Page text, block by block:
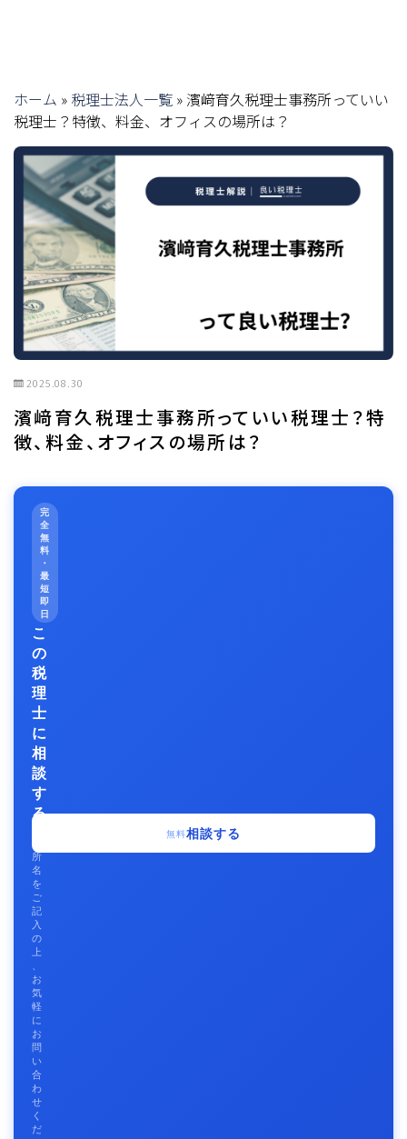
ホーム » 税理士法人一覧 » 濱﨑育久税理士事務所っていい
税理士？特徴、料金、オフィスの場所は？
2025.08.30
濱﨑育久税理士事務所っていい税理士？特
徴、料金、オフィスの場所は？
完
全
無
料
・
最
短
即
日
こ
の
税
理
士
に
相
談
す
る
所
名
を
ご
記
入
の
上
、
お
気
軽
に
お
問
い
合
わ
せ
く
だ
無料相談する